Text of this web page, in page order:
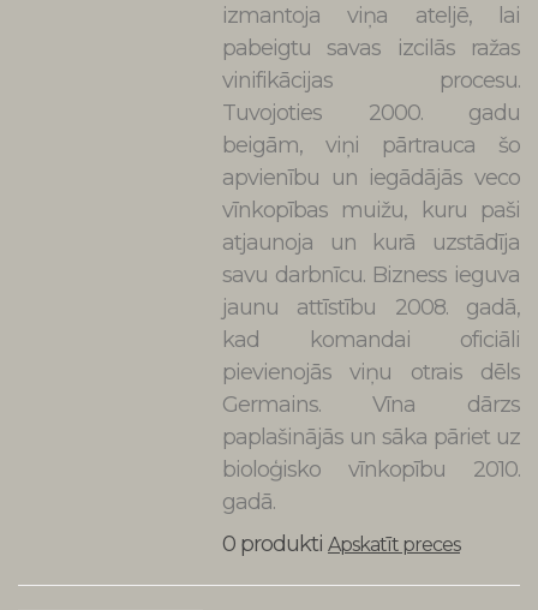
izmantoja viņa ateljē, lai
pabeigtu savas izcilās ražas
vinifikācijas procesu.
Tuvojoties 2000. gadu
beigām, viņi pārtrauca šo
apvienību un iegādājās veco
vīnkopības muižu, kuru paši
atjaunoja un kurā uzstādīja
savu darbnīcu. Bizness ieguva
jaunu attīstību 2008. gadā,
kad komandai oficiāli
pievienojās viņu otrais dēls
Germains. Vīna dārzs
paplašinājās un sāka pāriet uz
bioloģisko vīnkopību 2010.
gadā.
0 produkti Apskatīt preces